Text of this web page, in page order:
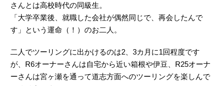
さんとは高校時代の同級生。
「大学卒業後、就職した会社が偶然同じで、再会したんで
す」という運命（！）のお二人。
二人でツーリングに出かけるのは2、3カ月に1回程度です
が、R6オーナーさんは自宅から近い箱根や伊豆、R25オーナ
ーさんは宮ヶ瀬を通って道志方面へのツーリングを楽しんで